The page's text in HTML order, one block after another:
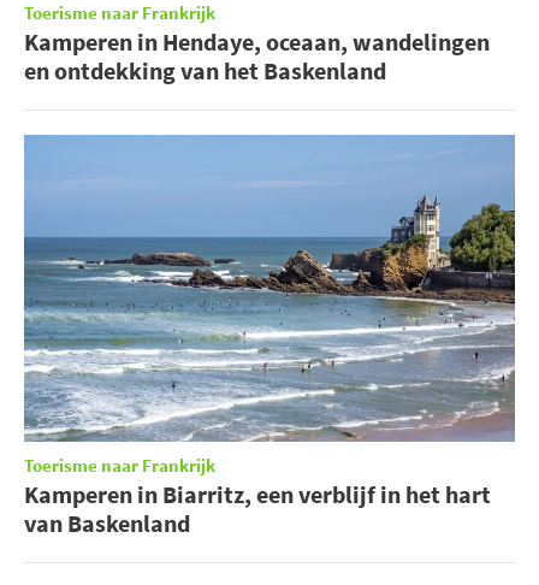
Toerisme naar Frankrijk
Kamperen in Hendaye, oceaan, wandelingen
en ontdekking van het Baskenland
Toerisme naar Frankrijk
Kamperen in Biarritz, een verblijf in het hart
van Baskenland